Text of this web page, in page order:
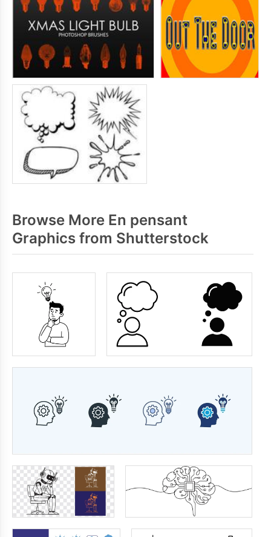
Browse More En pensant
Graphics from Shutterstock